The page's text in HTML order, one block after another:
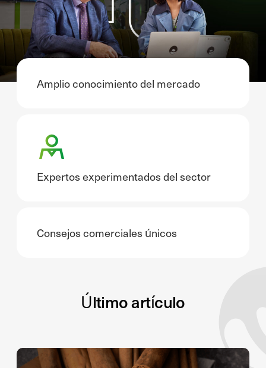
Amplio conocimiento del mercado
Expertos experimentados del sector
Consejos comerciales únicos
Último artículo